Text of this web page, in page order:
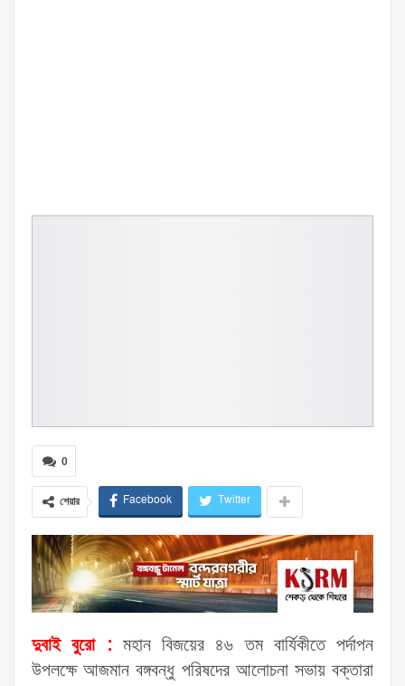
0
শেয়ার Facebook Twitter
দুবাই বুরো :মহান বিজয়ের ৪৬ তম বার্যিকীতে পর্দাপন
উপলক্ষে আজমান বঙ্গবন্ধু পরিষদের আলোচনা সভায় বক্তারা